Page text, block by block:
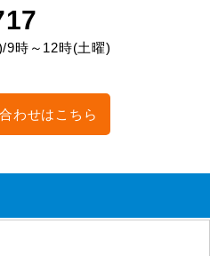
9時～12時(土曜)
わせはこちら